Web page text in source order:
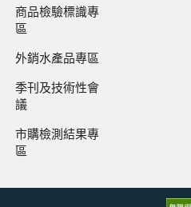
商品檢驗標識專
區
外銷水產品專區
季刊及技術性會
議
市購檢測結果專
區